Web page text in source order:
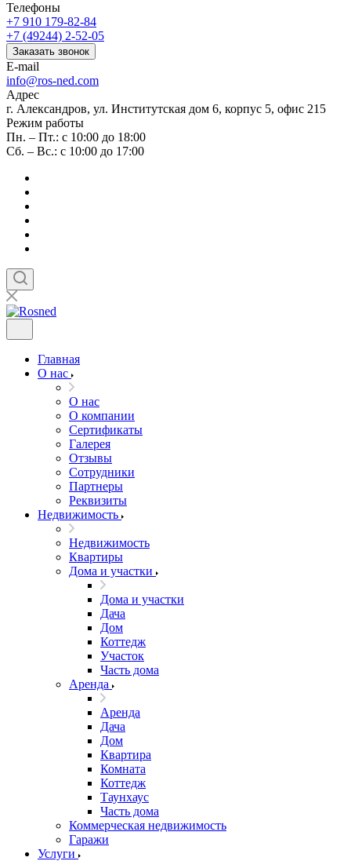
Телефоны
+7 910 179-82-84
+7 (49244) 2-52-05
Заказать звонок
E-mail
info@ros-ned.com
Адрес
г. Александров, ул. Институтская дом 6, корпус 5, офис 215
Режим работы
Пн. – Пт.: с 10:00 до 18:00
Сб. – Вс.: с 10:00 до 17:00
Главная
О нас
О нас
О компании
Сертификаты
Галерея
Отзывы
Сотрудники
Партнеры
Реквизиты
Недвижимость
Недвижимость
Квартиры
Дома и участки
Дома и участки
Дача
Дом
Коттедж
Участок
Часть дома
Аренда
Аренда
Дача
Дом
Квартира
Комната
Коттедж
Таунхаус
Часть дома
Коммерческая недвижимость
Гаражи
Услуги